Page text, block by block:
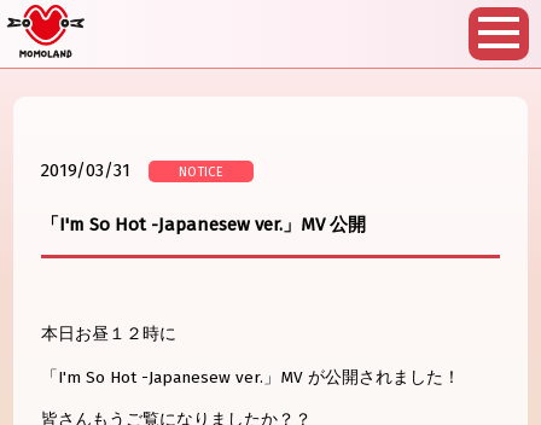
2019/03/31 NOTICE
「I'm So Hot -Japanesew ver.」MV 公開
本日お昼１２時に
「I'm So Hot -Japanesew ver.」MV が公開されました！
皆さんもうご覧になりましたか？？